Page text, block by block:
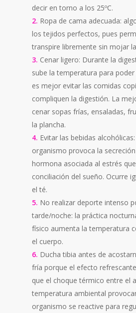
decir en torno a los 25ºC.
2. Ropa de cama adecuada:
los tejidos perfectos, pues
transpire libremente sin mojar
3. Cenar ligero: Durante la
sube la temperatura para
es mejor evitar las comidas
compliquen la digestión. La
cenar sopas frías, ensaladas,
la plancha.
4. Evitar las bebidas
organismo provoca la
hormona asociada al estrés
conciliación del sueño. Ocurre
el té.
5. No realizar deporte intenso
tarde/noche: la práctica
físico aumenta la temperatura
el cuerpo.
6. Ducha tibia antes de
fría porque el efecto
que el choque térmico entre el
temperatura ambiental
organismo se reactive para